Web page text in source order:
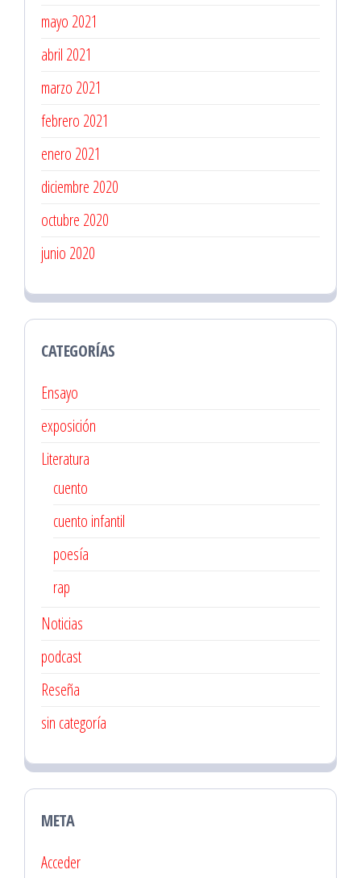
mayo 2021
abril 2021
marzo 2021
febrero 2021
enero 2021
diciembre 2020
octubre 2020
junio 2020
CATEGORÍAS
Ensayo
exposición
Literatura
cuento
cuento infantil
poesía
rap
Noticias
podcast
Reseña
sin categoría
META
Acceder